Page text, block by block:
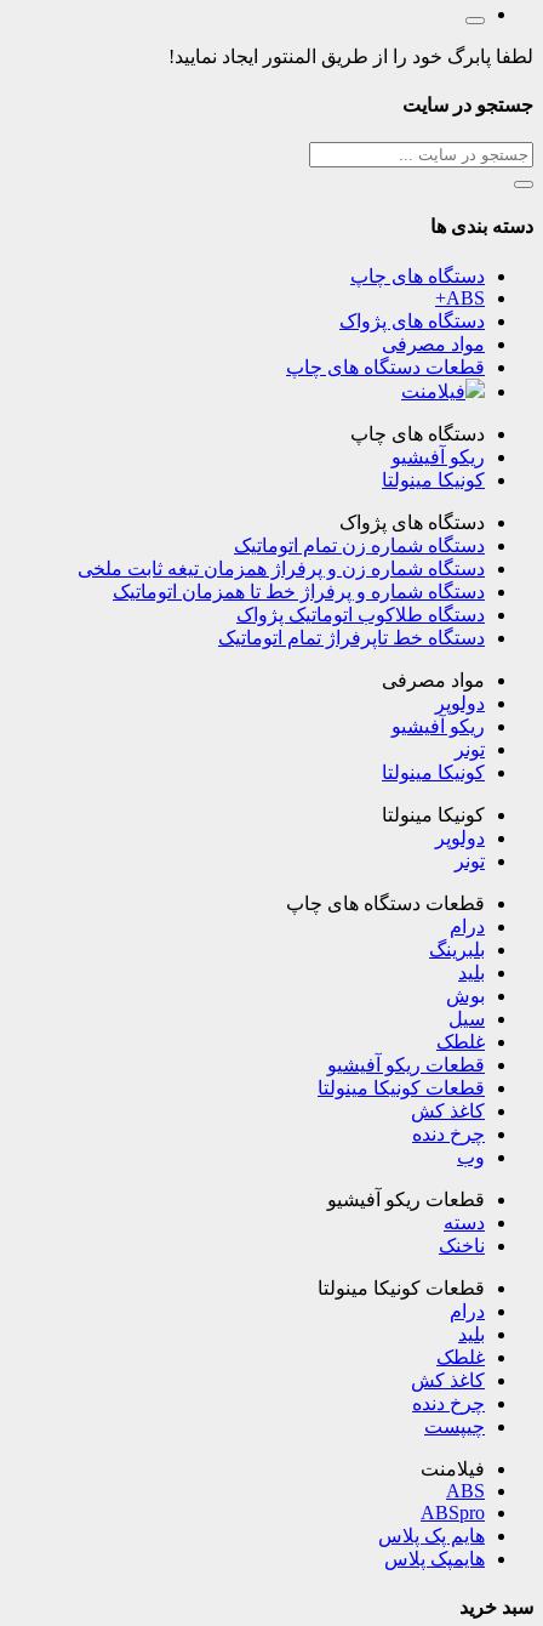
لطفا پابرگ خود را از طریق المنتور ایجاد نمایید!
جستجو در سایت
دسته بندی ها
دستگاه های چاپ
ABS+
دستگاه های پژواک
مواد مصرفی
قطعات دستگاه های چاپ
فیلامنت
دستگاه های چاپ
ریکو آفیشیو
کونیکا مینولتا
دستگاه های پژواک
دستگاه شماره زن تمام اتوماتیک
دستگاه شماره زن و پرفراژ همزمان تیغه ثابت ملخی
دستگاه شماره و پرفراژ خط تا همزمان اتوماتیک
دستگاه طلاکوب اتوماتیک پژواک
دستگاه خط تاپرفراژ تمام اتوماتیک
مواد مصرفی
دولوپر
ریکو آفیشیو
تونر
کونیکا مینولتا
کونیکا مینولتا
دولوپر
تونر
قطعات دستگاه های چاپ
درام
بلبرینگ
بلید
بوش
سیل
غلطک
قطعات ریکو آفیشیو
قطعات کونیکا مینولتا
کاغذ کش
چرخ دنده
وب
قطعات ریکو آفیشیو
دسته
ناخنک
قطعات کونیکا مینولتا
درام
بلید
غلطک
کاغذ کش
چرخ دنده
چیپست
فیلامنت
ABS
ABSpro
هایم پک پلاس
هایمپک پلاس
سبد خرید